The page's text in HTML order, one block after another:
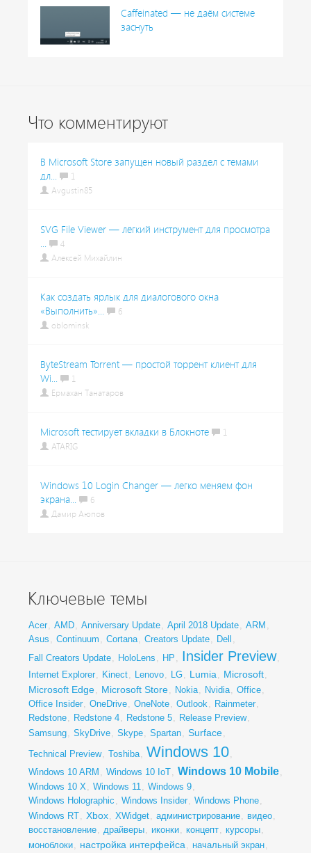
Caffeinated — не даём системе
заснуть
Что комментируют
В Microsoft Store запущен новый раздел с темами
дл...
1
Avgustin85
SVG File Viewer — лёгкий инструмент для просмотра
...
4
Алексей Михайлин
Как создать ярлык для диалогового окна
«Выполнить»...
6
oblominsk
ByteStream Torrent — простой торрент клиент для
Wi...
1
Ермахан Танатаров
Microsoft тестирует вкладки в Блокноте
1
ATARIG
Windows 10 Login Changer — легко меняем фон
экрана...
6
Дамир Аюпов
Ключевые темы
Acer, AMD, Anniversary Update, April 2018 Update, ARM ,
Asus , Continuum , Cortana, Creators Update, Dell ,
Fall Creators Update, HoloLens , HP , Insider Preview,
Internet Explorer, Kinect, Lenovo, LG, Lumia, Microsoft,
Microsoft Edge, Microsoft Store, Nokia, Nvidia, Office,
Office Insider, OneDrive, OneNote, Outlook, Rainmeter,
Redstone, Redstone 4, Redstone 5, Release Preview,
Samsung, SkyDrive, Skype, Spartan, Surface,
Technical Preview, Toshiba, Windows 10,
Windows 10 ARM , Windows 10 IoT, Windows 10 Mobile,
Windows 10 X, Windows 11, Windows 9,
Windows Holographic , Windows Insider, Windows Phone,
Windows RT, Xbox, XWidget, администрирование, видео,
восстановление, драйверы, иконки, концепт, курсоры,
моноблоки, настройка интерфейса, начальный экран,